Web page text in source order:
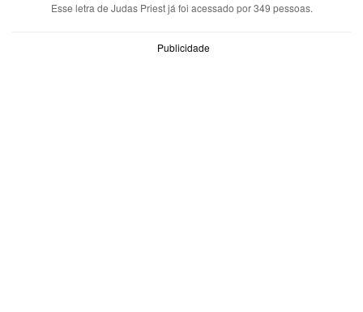
Esse letra de Judas Priest já foi acessado por 349 pessoas.
Publicidade